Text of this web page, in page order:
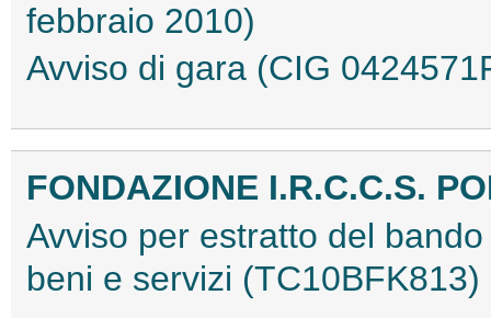
febbraio 2010)
Avviso di gara (CIG
FONDAZIONE I.R.C.C.S.
Avviso per estratto del
beni e servizi (TC10BFK813)